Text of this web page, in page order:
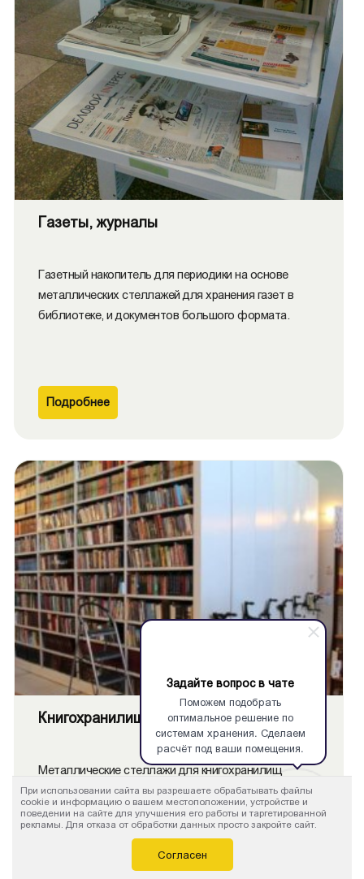
Задайте вопрос в чате
Поможем подобрать
оптимальное решение по
системам хранения. Сделаем
расчёт под ваши помещения.
Газеты, журналы
Газетный накопитель для периодики на основе
металлических стеллажей для хранения газет в
библиотеке, и документов большого формата.
Подробнее
Книгохранилища
Металлические стеллажи для книгохранилищ
стационарные и мобильные.
При использовании сайта вы разрешаете обрабатывать файлы
cookie и информацию о вашем местоположении, устройстве и
поведении на сайте для улучшения его работы и таргетированной
рекламы. Для отказа от обработки данных просто закройте сайт.
Согласен